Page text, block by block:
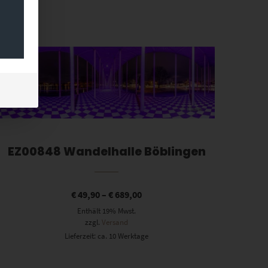
Dieses Produkt weist mehrere Varianten auf. Die Optionen können auf der Produktseite gewählt werden
EZ00848 Wandelhalle Böblingen
€49,90 –€ 689,00
Enthält 19% Mwst.
zzgl.Versand
Lieferzeit: ca. 10 Werktage